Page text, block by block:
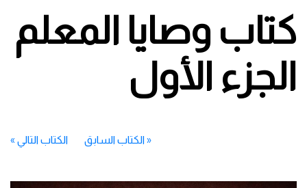
كتاب وصايا المعلم
الجزء الأول
«الكتاب السابق الكتاب التالي »